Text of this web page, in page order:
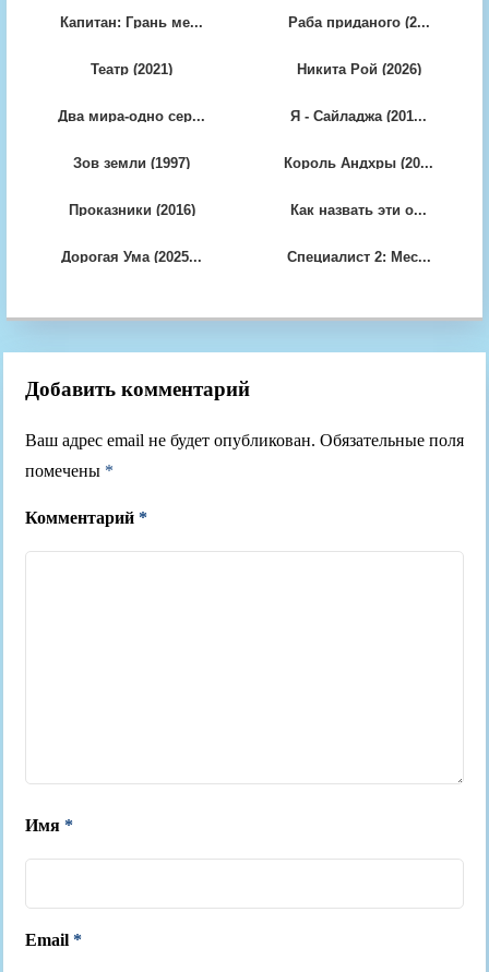
Капитан: Грань ме... Раба приданого (2...
Театр (2021) Никита Рой (2026)
Два мира-одно сер... Я - Сайладжа (201...
Зов земли (1997) Король Андхры (20...
Проказники (2016) Как назвать эти о...
Дорогая Ума (2025... Специалист 2: Мес...
Добавить комментарий
Ваш адрес email не будет опубликован. Обязательные поля
помечены *
Комментарий *
Имя *
Email *